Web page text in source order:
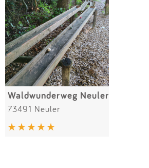
Anmelden
SPIELGERÄTE
Alle Filter (1)
Waldwunderweg Neuler
73491 Neuler